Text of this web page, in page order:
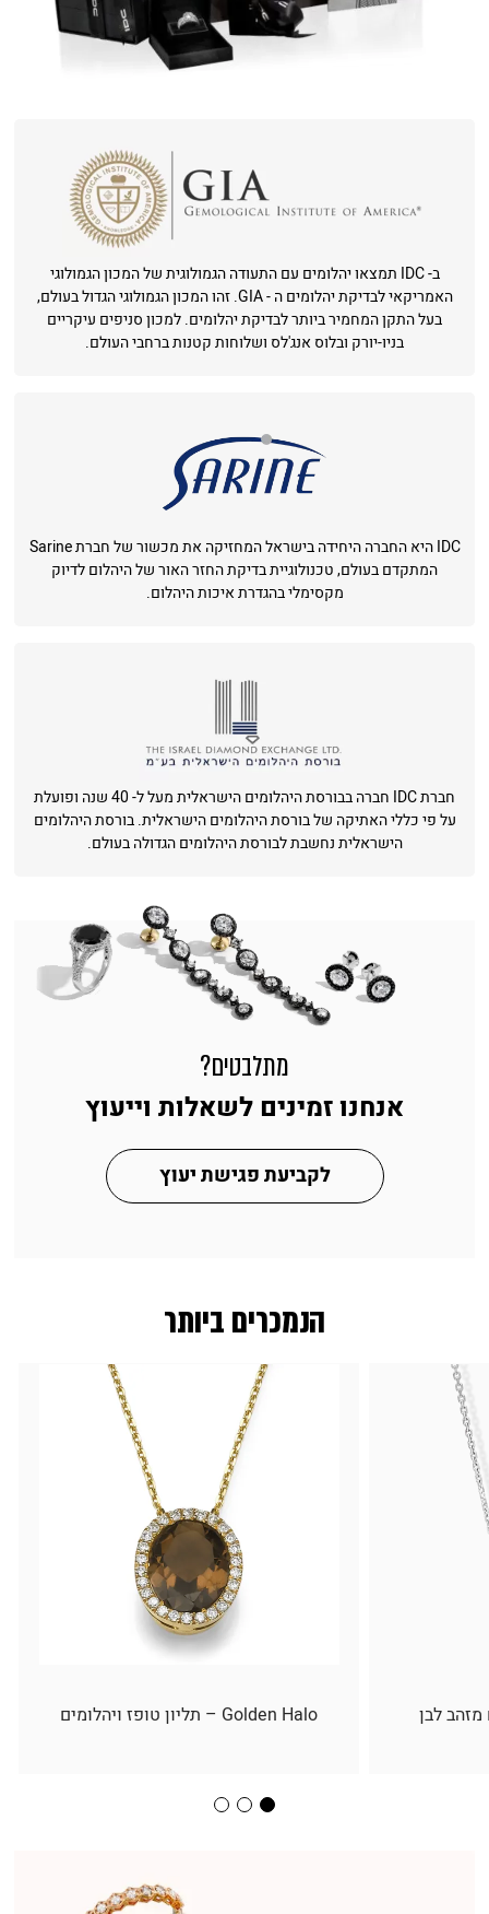
ב- IDC תמצאו יהלומים עם התעודה הגמולוגית של המכון הגמולוגי
האמריקאי לבדיקת יהלומים ה - GIA. זהו המכון הגמולוגי הגדול בעולם,
בעל התקן המחמיר ביותר לבדיקת יהלומים. למכון סניפים עיקריים
בניו-יורק ובלוס אנג'לס ושלוחות קטנות ברחבי העולם.
IDC היא החברה היחידה בישראל המחזיקה את מכשור של חברת Sarine
המתקדם בעולם, טכנולוגיית בדיקת החזר האור של היהלום לדיוק
מקסימלי בהגדרת איכות היהלום.
חברת IDC חברה בבורסת היהלומים הישראלית מעל ל- 40 שנה ופועלת
על פי כללי האתיקה של בורסת היהלומים הישראלית. בורסת היהלומים
הישראלית נחשבת לבורסת היהלומים הגדולה בעולם.
הנמכרים ביותר
מזהב לבן Golden Halo – תליון טופז ויהלומים
מתלבטים?
אנחנו זמינים לשאלות וייעוץ
לקביעת פגישת יעוץ